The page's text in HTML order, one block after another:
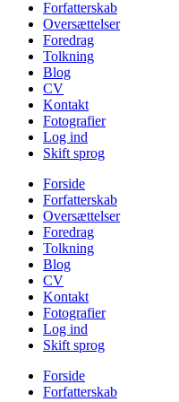
Forfatterskab
Oversættelser
Foredrag
Tolkning
Blog
CV
Kontakt
Fotografier
Log ind
Skift sprog
Forside
Forfatterskab
Oversættelser
Foredrag
Tolkning
Blog
CV
Kontakt
Fotografier
Log ind
Skift sprog
Forside
Forfatterskab